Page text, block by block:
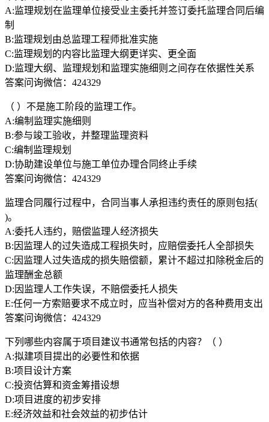
A:监理规划在监理单位接受业主委托并签订委托监理合同后编
制
B:监理规划由总监理工程师批准实施
C:监理规划的内容比监理大纲更详实、更全面
D:监理大纲、监理规划和监理实施细则之间存在依据性关系
答案问询微信：424329
（ ）不是施工阶段的监理工作。
A:编制监理实施细则
B:参与竣工验收，并整理监理资料
C:编制监理规划
D:协助建设单位与施工单位办理合同终止手续
答案问询微信：424329
监理合同履行过程中，合同当事人承担违约责任的原则包括(
)。
A:委托人违约，赔偿监理人经济损失
B:因监理人的过失造成工程损失时，应赔偿委托人全部损失
C:因监理人过失造成的损失赔偿额，累计不超过扣除税金后的
监理酬金总额
D:因监理人工作失误，不赔偿委托人损失
E:任何一方索赔要求不成立时，应当补偿对方的各种费用支出
答案问询微信：424329
下列哪些内容属于项目建议书通常包括的内容？（ ）
A:拟建项目提出的必要性和依据
B:项目设计方案
C:投资估算和资金筹措设想
D:项目进度的初步安排
E:经济效益和社会效益的初步估计